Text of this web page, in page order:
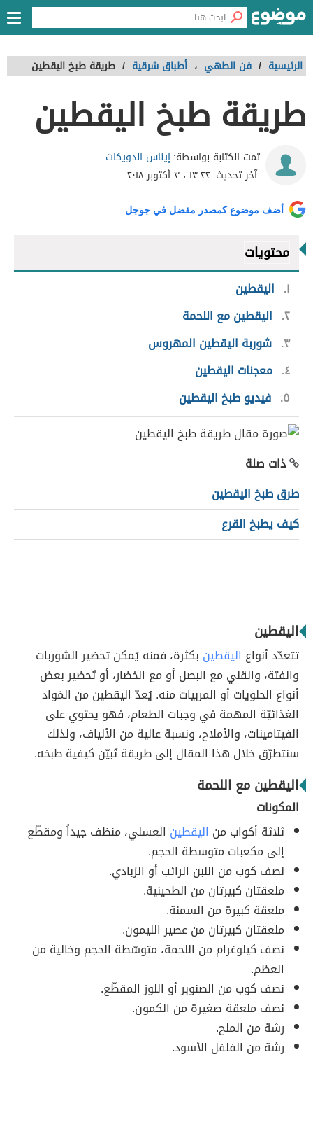
الرئيسية / فن الطهي ، أطباق شرقية / طريقة طبخ اليقطين
طريقة طبخ اليقطين
تمت الكتابة بواسطة:إيناس الدويكات
آخر تحديث:١٣:٢٢ ، ٣ أكتوبر ٢٠١٨
أضف موضوع كمصدر مفضل في جوجل
محتويات
١
اليقطين
٢ اليقطين مع اللحمة
٣ شوربة اليقطين المهروس
٤ معجنات اليقطين
٥ فيديو طبخ اليقطين
ذات صلة
طرق طبخ اليقطين
كيف يطبخ القرع
اليقطين
تتعدّد أنواع اليقطين بكثرة، فمنه يُمكن تحضير الشوربات
والفتة، والقلي مع البصل أو مع الخضار، أو تَحضير بعض
أنواع الحلويات أو المربيات منه. يُعدّ اليقطين من المَواد
الغذائيّة المهمة في وجبات الطعام، فهو يحتوي على
الفيتامينات، والأملاح، ونسبة عالية من الألياف، ولذلك
سنتطرّق خلال هذا المقال إلى طريقة تُبيّن كيفية طبخه.
اليقطين مع اللحمة
المكونات
ثلاثة أكواب من اليقطين العسلي، منظف جيداً ومقطّع
إلى مكعبات متوسطة الحجم.
نصف كوب من اللبن الرائب أو الزبادي.
ملعقتان كبيرتان من الطحينية.
ملعقة كبيرة من السمنة.
ملعقتان كبيرتان من عصير الليمون.
نصف كيلوغرام من اللحمة، متوسّطة الحجم وخالية من
العظم.
نصف كوب من الصنوبر أو اللوز المقطّع.
نصف ملعقة صغيرة من الكمون.
رشة من الملح.
رشة من الفلفل الأسود.